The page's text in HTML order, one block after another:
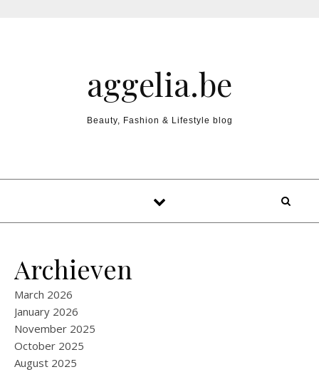
aggelia.be
Beauty, Fashion & Lifestyle blog
Archieven
March 2026
January 2026
November 2025
October 2025
August 2025